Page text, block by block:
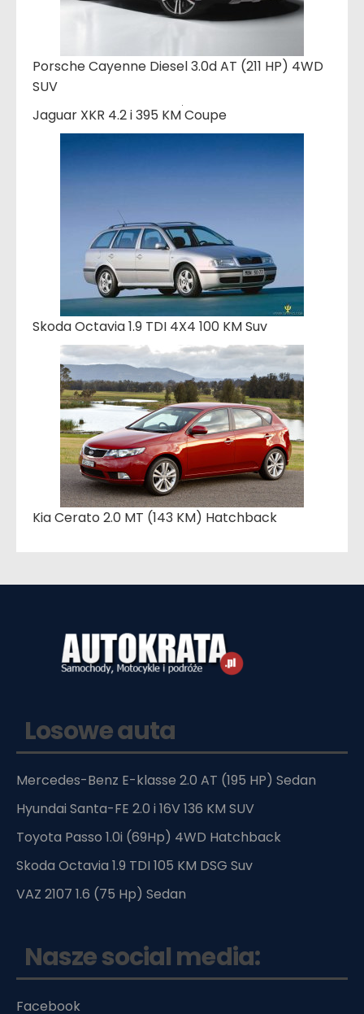
Porsche Cayenne Diesel 3.0d AT (211 HP) 4WD
SUV
Jaguar XKR 4.2 i 395 KM Coupe
Skoda Octavia 1.9 TDI 4X4 100 KM Suv
Kia Cerato 2.0 MT (143 KM) Hatchback
Losowe auta
Mercedes-Benz E-klasse 2.0 AT (195 HP) Sedan
Hyundai Santa-FE 2.0 i 16V 136 KM SUV
Toyota Passo 1.0i (69Hp) 4WD Hatchback
Skoda Octavia 1.9 TDI 105 KM DSG Suv
VAZ 2107 1.6 (75 Hp) Sedan
Nasze social media:
Facebook